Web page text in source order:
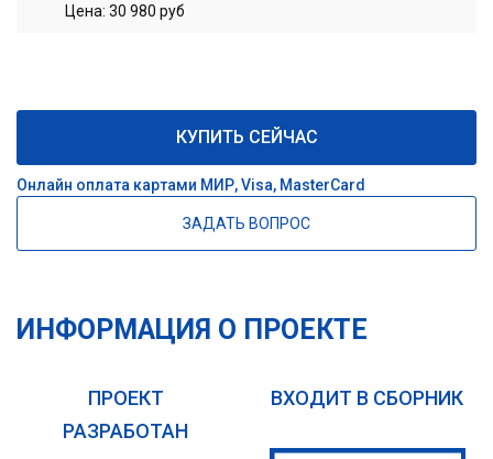
Цена: 30 980 руб
КУПИТЬ СЕЙЧАС
Онлайн оплата картами МИР, Visa, MasterCard
ЗАДАТЬ ВОПРОС
ИНФОРМАЦИЯ О ПРОЕКТЕ
ПРОЕКТ
РАЗРАБОТАН
ВХОДИТ В СБОРНИК